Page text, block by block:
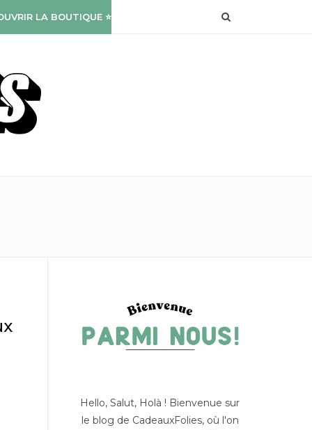
LA BOUTIQUE ⭐
Hello, Salut, Holà ! Bienvenue sur
le blog de CadeauxFolies, où l'on